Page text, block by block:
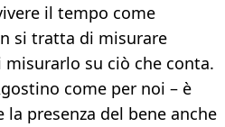
il tempo come
si tratta di misurare
su ciò che conta.
come per noi – è
presenza del bene anche